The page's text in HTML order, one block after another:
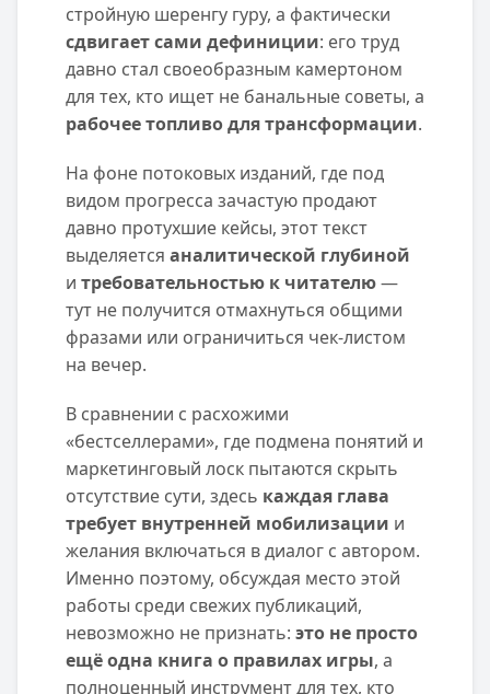
стройную шеренгу гуру, а фактически
сдвигает сами дефиниции: его труд
давно стал своеобразным камертоном
для тех, кто ищет не банальные советы, а
рабочее топливо для трансформации.
На фоне потоковых изданий, где под
видом прогресса зачастую продают
давно протухшие кейсы, этот текст
выделяется аналитической глубиной
и требовательностью к читателю—
тут не получится отмахнуться общими
фразами или ограничиться чек-листом
на вечер.
В сравнении с расхожими
«бестселлерами», где подмена понятий и
маркетинговый лоск пытаются скрыть
отсутствие сути, здесь каждая глава
требует внутренней мобилизации и
желания включаться в диалог с автором.
Именно поэтому, обсуждая место этой
работы среди свежих публикаций,
невозможно не признать: это не просто
ещё одна книга о правилах игры, а
полноценный инструмент для тех, кто